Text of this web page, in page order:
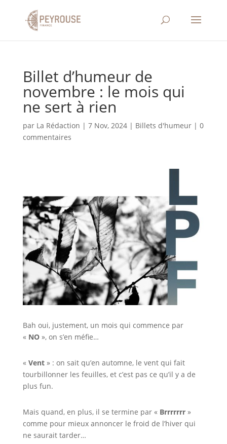
Billet d’humeur de
novembre : le mois qui
ne sert à rien
par La Rédaction | 7 Nov, 2024| Billets d'humeur| 0
commentaires
Bah oui, justement, un mois qui commence par
« NO», on s’en méfie…
« Vent» : on sait qu’en automne, le vent qui fait
tourbillonner les feuilles, et c’est pas ce qu’il y a de
plus fun.
Mais quand, en plus, il se termine par « Brrrrrrr »
comme pour mieux annoncer le froid de l’hiver qui
ne saurait tarder…